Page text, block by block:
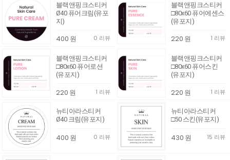
블랙앤핑크스티커
Ø40 퓨어크림(유포
지)
400 원 0 리뷰
블랙앤핑크스티커
□80x60 퓨어에센스
(유포지)
220 원 1 리뷰
블랙앤핑크스티커
□80x60 퓨어로션
(유포지)
220 원 1 리뷰
블랙앤핑크스티커
□80x60 퓨어스킨
(유포지)
220 원 1 리뷰
뉴티아라스티커
Ø40 크림(유포지)
400 원 0 리뷰
뉴티아라스티커
□50 스킨(유포지)
430 원 15 리뷰